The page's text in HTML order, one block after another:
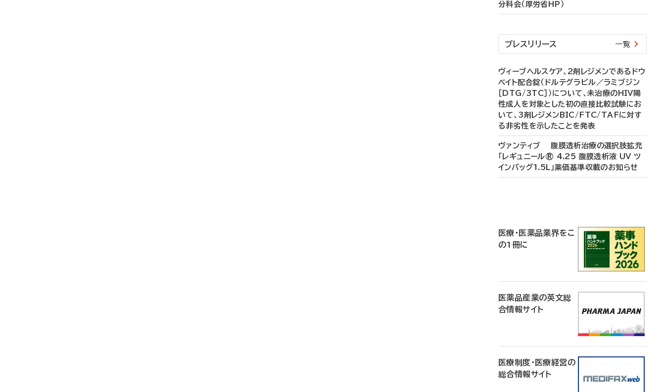
分科会（厚労省HP）
プレスリリース 一覧
ヴィーブヘルスケア、2剤レジメンであるドウ
ベイト配合錠（ドルテグラビル／ラミブジン
［DTG/3TC］）について、未治療のHIV陽
性成人を対象とした初の直接比較試験にお
いて、3剤レジメンBIC/FTC/TAFに対す
る非劣性を示したことを発表
ヴァンティブ 腹膜透析治療の選択肢拡充
「レギュニール® 4.25 腹膜透析液 UV ツ
インバッグ1.5L」薬価基準収載のお知らせ
医療・医薬品業界をこ
の1冊に
医薬品産業の英文総
合情報サイト
医療制度・医療経営の
総合情報サイト